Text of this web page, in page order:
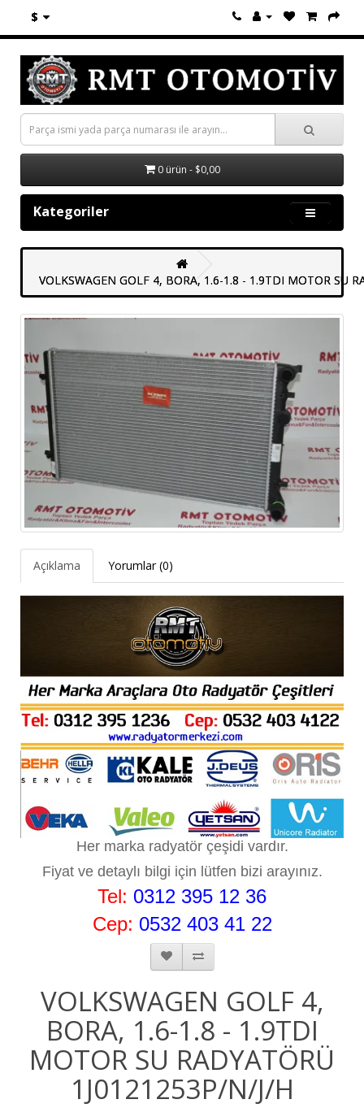
$
0 ürün - $0,00
Kategoriler
VOLKSWAGEN GOLF 4, BORA, 1.6-1.8 - 1.9TDI MOTOR SU
Açıklama Yorumlar (0)
Her marka radyatör çeşidi vardır.
Fiyat ve detaylı bilgi için lütfen bizi arayınız.
Tel: 0312 395 12 36
Cep: 0532 403 41 22
VOLKSWAGEN GOLF 4,
BORA, 1.6-1.8 - 1.9TDI
MOTOR SU RADYATÖRÜ
1J0121253P/N/J/H